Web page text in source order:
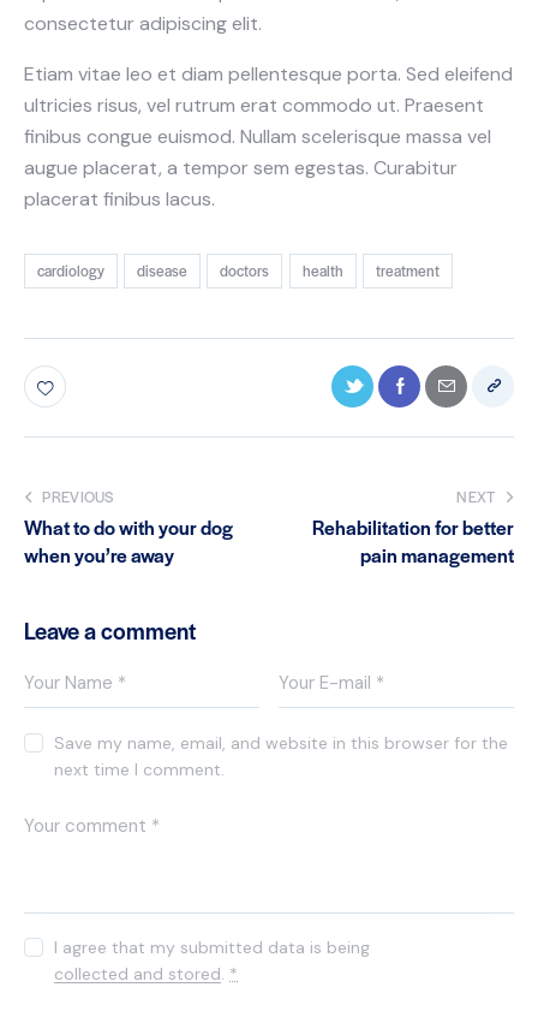
consectetur adipiscing elit.
Etiam vitae leo et diam pellentesque porta. Sed eleifend
ultricies risus, vel rutrum erat commodo ut. Praesent
finibus congue euismod. Nullam scelerisque massa vel
augue placerat, a tempor sem egestas. Curabitur
placerat finibus lacus.
cardiology disease doctors health treatment
PREVIOUS
What to do with your dog
when you’re away
NEXT
Rehabilitation for better
pain management
Leave a comment
Save my name, email, and website in this browser for the
next time I comment.
I agree that my submitted data is being
collected and stored. *